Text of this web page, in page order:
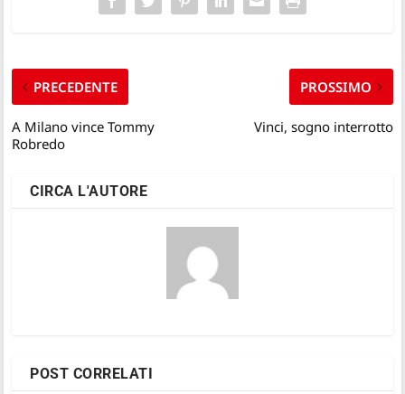
PRECEDENTE
A Milano vince Tommy
Robredo
PROSSIMO
Vinci, sogno interrotto
CIRCA L'AUTORE
POST CORRELATI